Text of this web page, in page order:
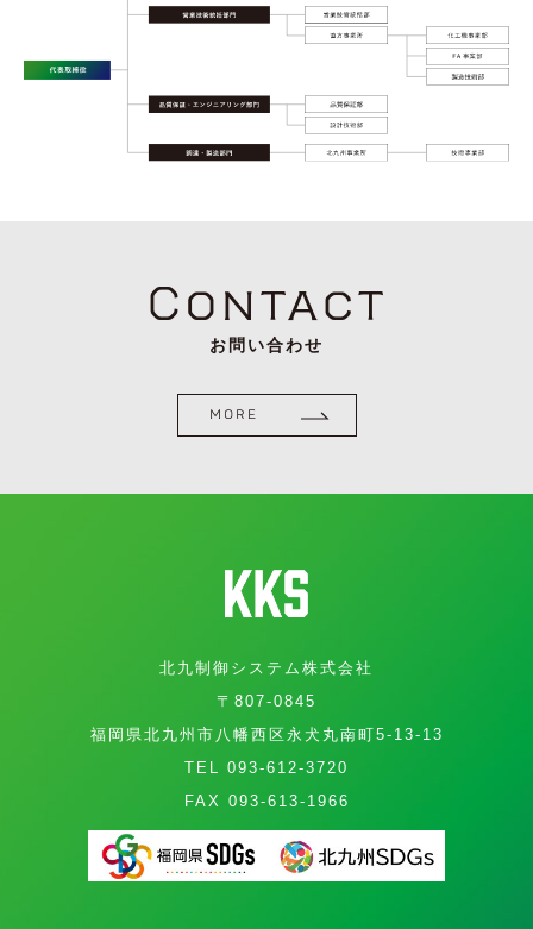
Contact
お問い合わせ
MORE
北九制御システム株式会社
〒807-0845
福岡県北九州市八幡西区永犬丸南町5-13-13
TEL 093-612-3720
FAX 093-613-1966